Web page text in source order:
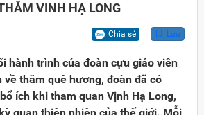
VINH HẠ LONG
Chia sẻ Lưu
hành trình của đoàn cựu giáo viên
về thăm quê hương, đoàn đã có
ích khi tham quan Vịnh Hạ Long,